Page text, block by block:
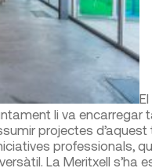
li va encarregar
projectes
professionals,
La Meritxell s’ha